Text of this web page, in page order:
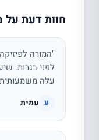
חוות דעת על
"המורה
לפני בגרות.
עלה
ע עמית